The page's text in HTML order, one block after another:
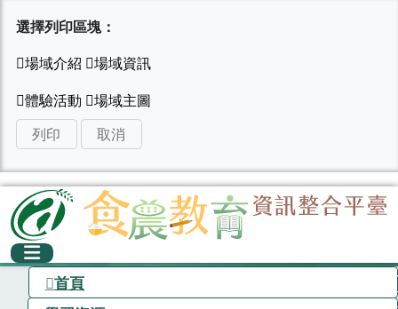
選擇列印區塊：
列印 取消
首頁